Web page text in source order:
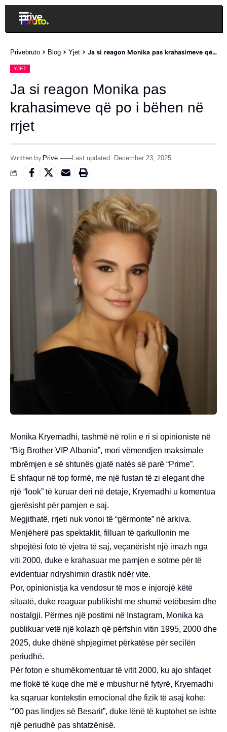
Privebruto > Blog > Yjet > Ja si reagon Monika pas krahasimeve që po i bëhen në rrjet
YJET
Ja si reagon Monika pas
krahasimeve që po i bëhen në
rrjet
Written by:Prive Last updated: December 23, 2025
Monika Kryemadhi, tashmë në rolin e ri si opinioniste në
“Big Brother VIP Albania”, mori vëmendjen maksimale
mbrëmjen e së shtunës gjatë natës së parë “Prime”.
E shfaqur në top formë, me një fustan të zi elegant dhe
një “look” të kuruar deri në detaje, Kryemadhi u komentua
gjerësisht për pamjen e saj.
Megjithatë, rrjeti nuk vonoi të “gërmonte” në arkiva.
Menjëherë pas spektaklit, filluan të qarkullonin me
shpejtësi foto të vjetra të saj, veçanërisht një imazh nga
viti 2000, duke e krahasuar me pamjen e sotme për të
evidentuar ndryshimin drastik ndër vite.
Por, opinionistja ka vendosur të mos e injorojë këtë
situatë, duke reaguar publikisht me shumë vetëbesim dhe
nostalgji. Përmes një postimi në Instagram, Monika ka
publikuar vetë një kolazh që përfshin vitin 1995, 2000 dhe
2025, duke dhënë shpjegimet përkatëse për secilën
periudhë.
Për foton e shumëkomentuar të vitit 2000, ku ajo shfaqet
me flokë të kuqe dhe më e mbushur në fytyrë, Kryemadhi
ka sqaruar kontekstin emocional dhe fizik të asaj kohe:
“’00 pas lindjes së Besarit”, duke lënë të kuptohet se ishte
një periudhë pas shtatzënisë.